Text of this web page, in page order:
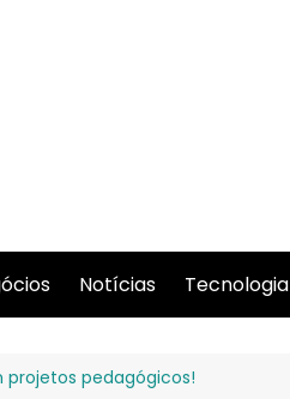
Notícias Tecnologia
pedagógicos!